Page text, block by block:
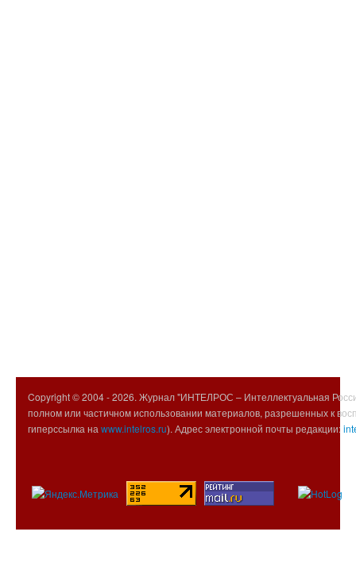
Copyright © 2004 -2026. Журнал "ИНТЕЛРОС – Интеллектуальная
полном или частичном использовании материалов, разрешенных к
гиперссылка на www.intelros.ru). Адрес электронной почты редакции: